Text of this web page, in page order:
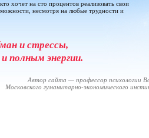
хочет на сто процентов реализовать свои
несмотря на любые трудности и
и стрессы,
полным энергии.
Автор сайта — профессор психологии
Московского гуманитарно-экономического